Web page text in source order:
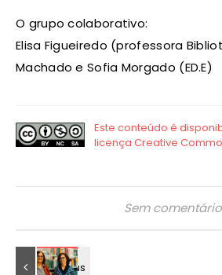
O grupo colaborativo:
Elisa Figueiredo (professora
Machado e Sofia Morgado (ED.E)
Sem